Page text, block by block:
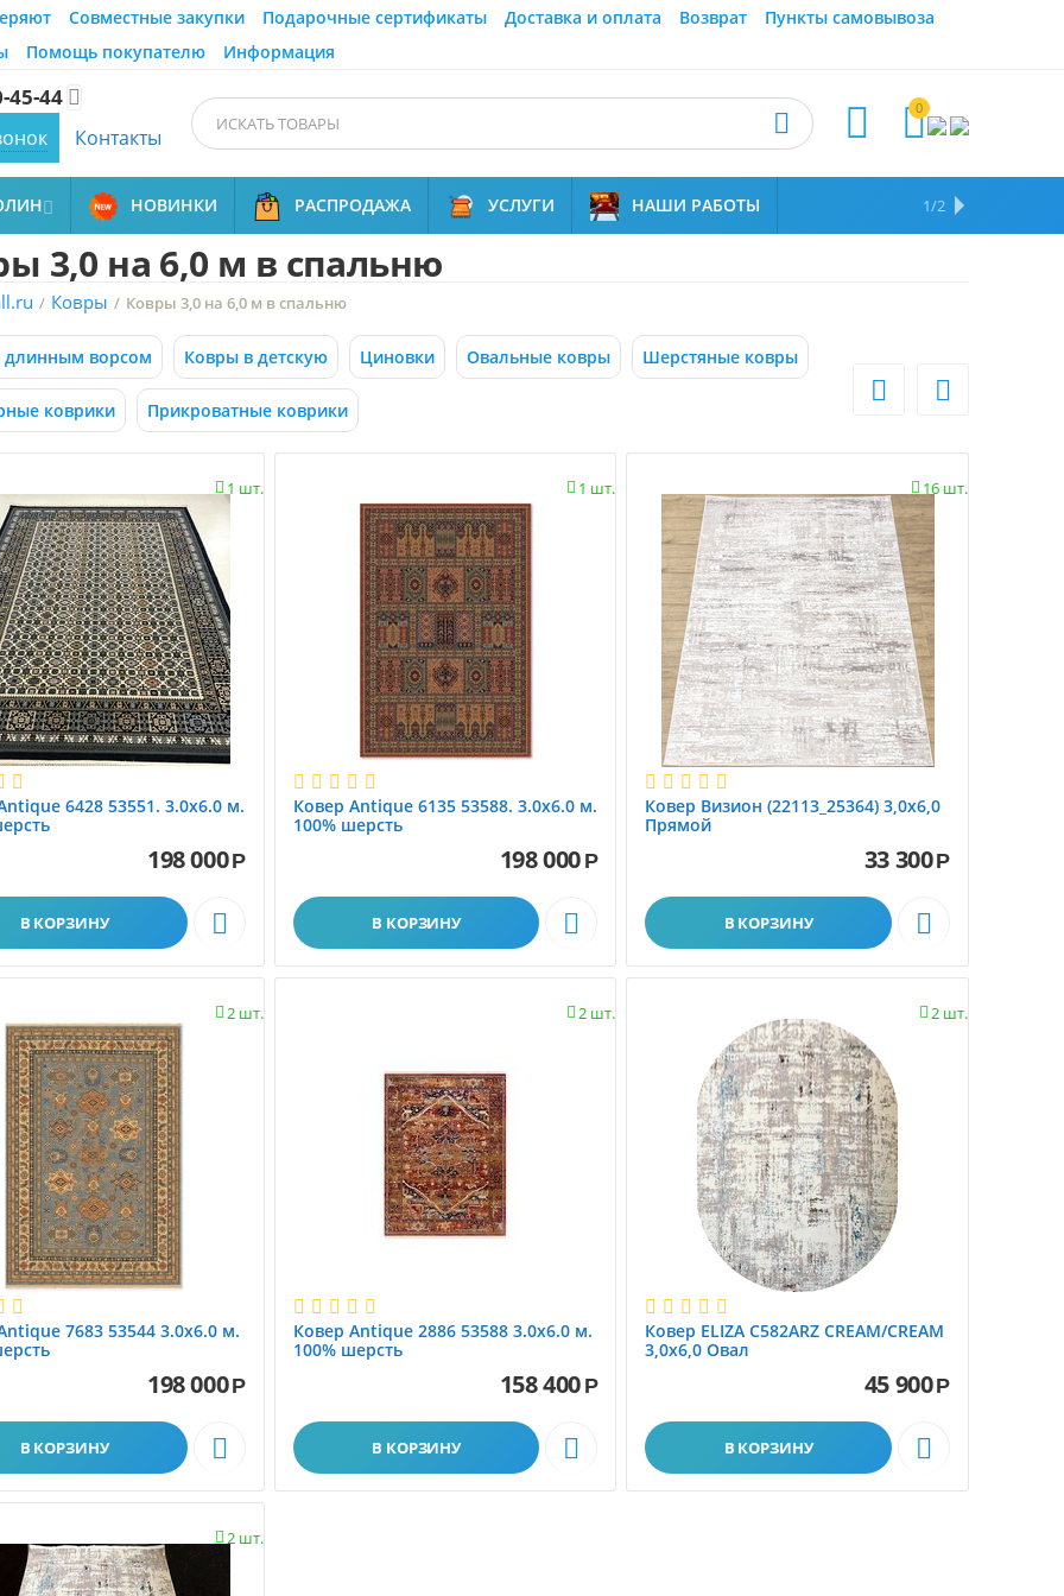
Совместные закупки Подарочные сертификаты Доставка и оплата Возврат
Пункты самовывоза
Помощь покупателю Информация
45-44 
Контакты
0



 НОВИНКИ РАСПРОДАЖА УСЛУГИ НАШИ РАБОТЫ НАМ ДОВЕРЯЮТ
1/2
3,0 на 6,0 м в спальню
/ Ковры / Ковры 3,0 на 6,0 м в спальню
длинным ворсом Ковры в детскую Циновки Овальные ковры Шерстяные ковры
коврики Прикроватные коврики
 
1 шт.

6428 53551. 3.0x6.0 м.
198 000Р
В КОРЗИНУ 
1 шт.

Ковер Antique 6135 53588. 3.0x6.0 м.
100% шерсть
198 000 Р
В КОРЗИНУ 
16 шт.

Ковер Визион (22113_25364) 3,0х6,0
Прямой
33 300Р
В КОРЗИНУ 
2 шт.

7683 53544 3.0x6.0 м.
198 000Р
В КОРЗИНУ 
2 шт.

Ковер Antique 2886 53588 3.0x6.0 м.
100% шерсть
158 400 Р
В КОРЗИНУ 
2 шт.

Ковер ELIZA C582ARZ CREAM/CREAM
3,0х6,0 Овал
45 900Р
В КОРЗИНУ 
2 шт.
